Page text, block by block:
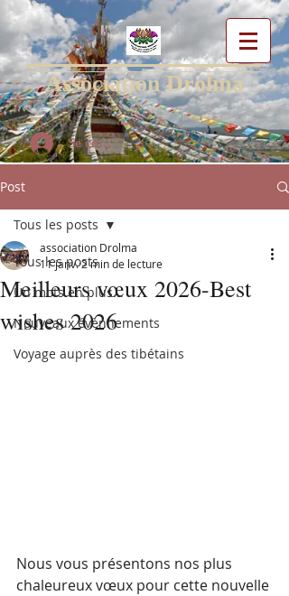
Association Drolma
Se connecter
Post
Tous les posts
Un mots en plus...
Nouveaux évènnements
Voyage auprès des tibétains
Tous les posts
Meilleurs vœux 2026-Best
wishes 2026
association Drolma
11 janv.2 min de lecture
Nous vous présentons nos plus
chaleureux vœux pour cette nouvelle